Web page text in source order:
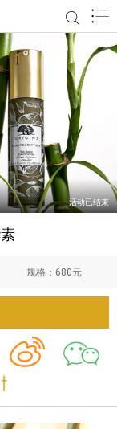
活动已结束
规格： 680元